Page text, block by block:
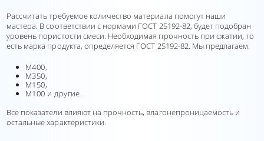
Рассчитать требуемое количество материала помогут наши
мастера. В соответствии с нормами ГОСТ 25192-82, будет подобран
уровень пористости смеси. Необходимая прочность при сжатии, то
есть марка продукта, определяется ГОСТ 25192-82. Мы предлагаем:
М400,
М350,
М150,
М100 и другие.
Все показатели влияют на прочность, влагонепроницаемость и
остальные характеристики.